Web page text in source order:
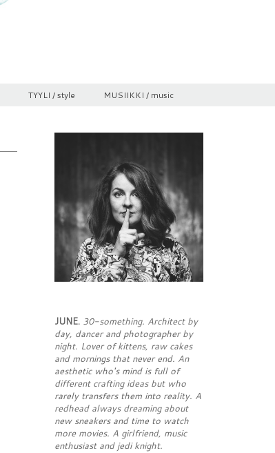
TYYLI / style MUSIIKKI / music
JUNE. 30-something. Architect by
day, dancer and photographer by
night. Lover of kittens, raw cakes
and mornings that never end. An
aesthetic who's mind is full of
different crafting ideas but who
rarely transfers them into reality. A
redhead always dreaming about
new sneakers and time to watch
more movies. A girlfriend, music
enthusiast and jedi knight.